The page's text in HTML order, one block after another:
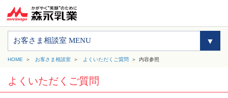
お客さま相談室 MENU
HOME お客さま相談室 よくいただくご質問 内容参照
よくいただくご質問